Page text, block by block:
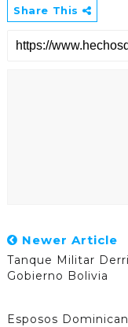
Share This
Newer Article
Tanque Militar
Gobierno Bolivia
Esposos